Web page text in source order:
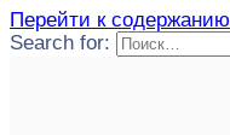
Перейти к содержанию
Search for: